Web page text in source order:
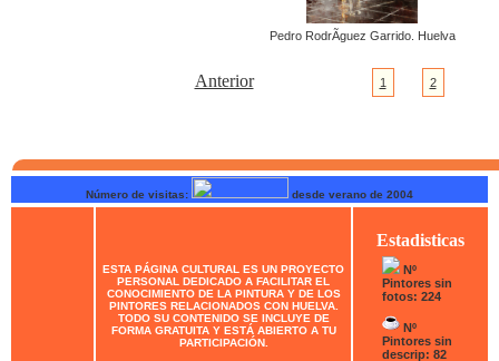
Pedro RodrÃ­guez Garrido. Huelva
Anterior 1 2
Número de visitas: desde verano de 2004
ESTA PÁGINA CULTURAL ES UN PROYECTO
PERSONAL DEDICADO A FACILITAR EL
CONOCIMIENTO DE LA PINTURA Y DE LOS
PINTORES RELACIONADOS CON HUELVA.
TODO SU CONTENIDO SE INCLUYE DE
FORMA GRATUITA Y ESTÁ ABIERTO A TU
PARTICIPACIÓN.
Estadisticas
Nº
Pintores sin
fotos: 224
Nº
Pintores sin
descrip: 82